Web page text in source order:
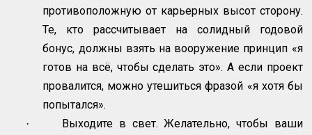
противоположную от карьерных высот сторону.
Те, кто рассчитывает на солидный годовой
бонус, должны взять на вооружение принцип «я
готов на всё, чтобы сделать это». А если проект
провалится, можно утешиться фразой «я хотя бы
попытался».
·
Выходите в свет. Желательно, чтобы ваши